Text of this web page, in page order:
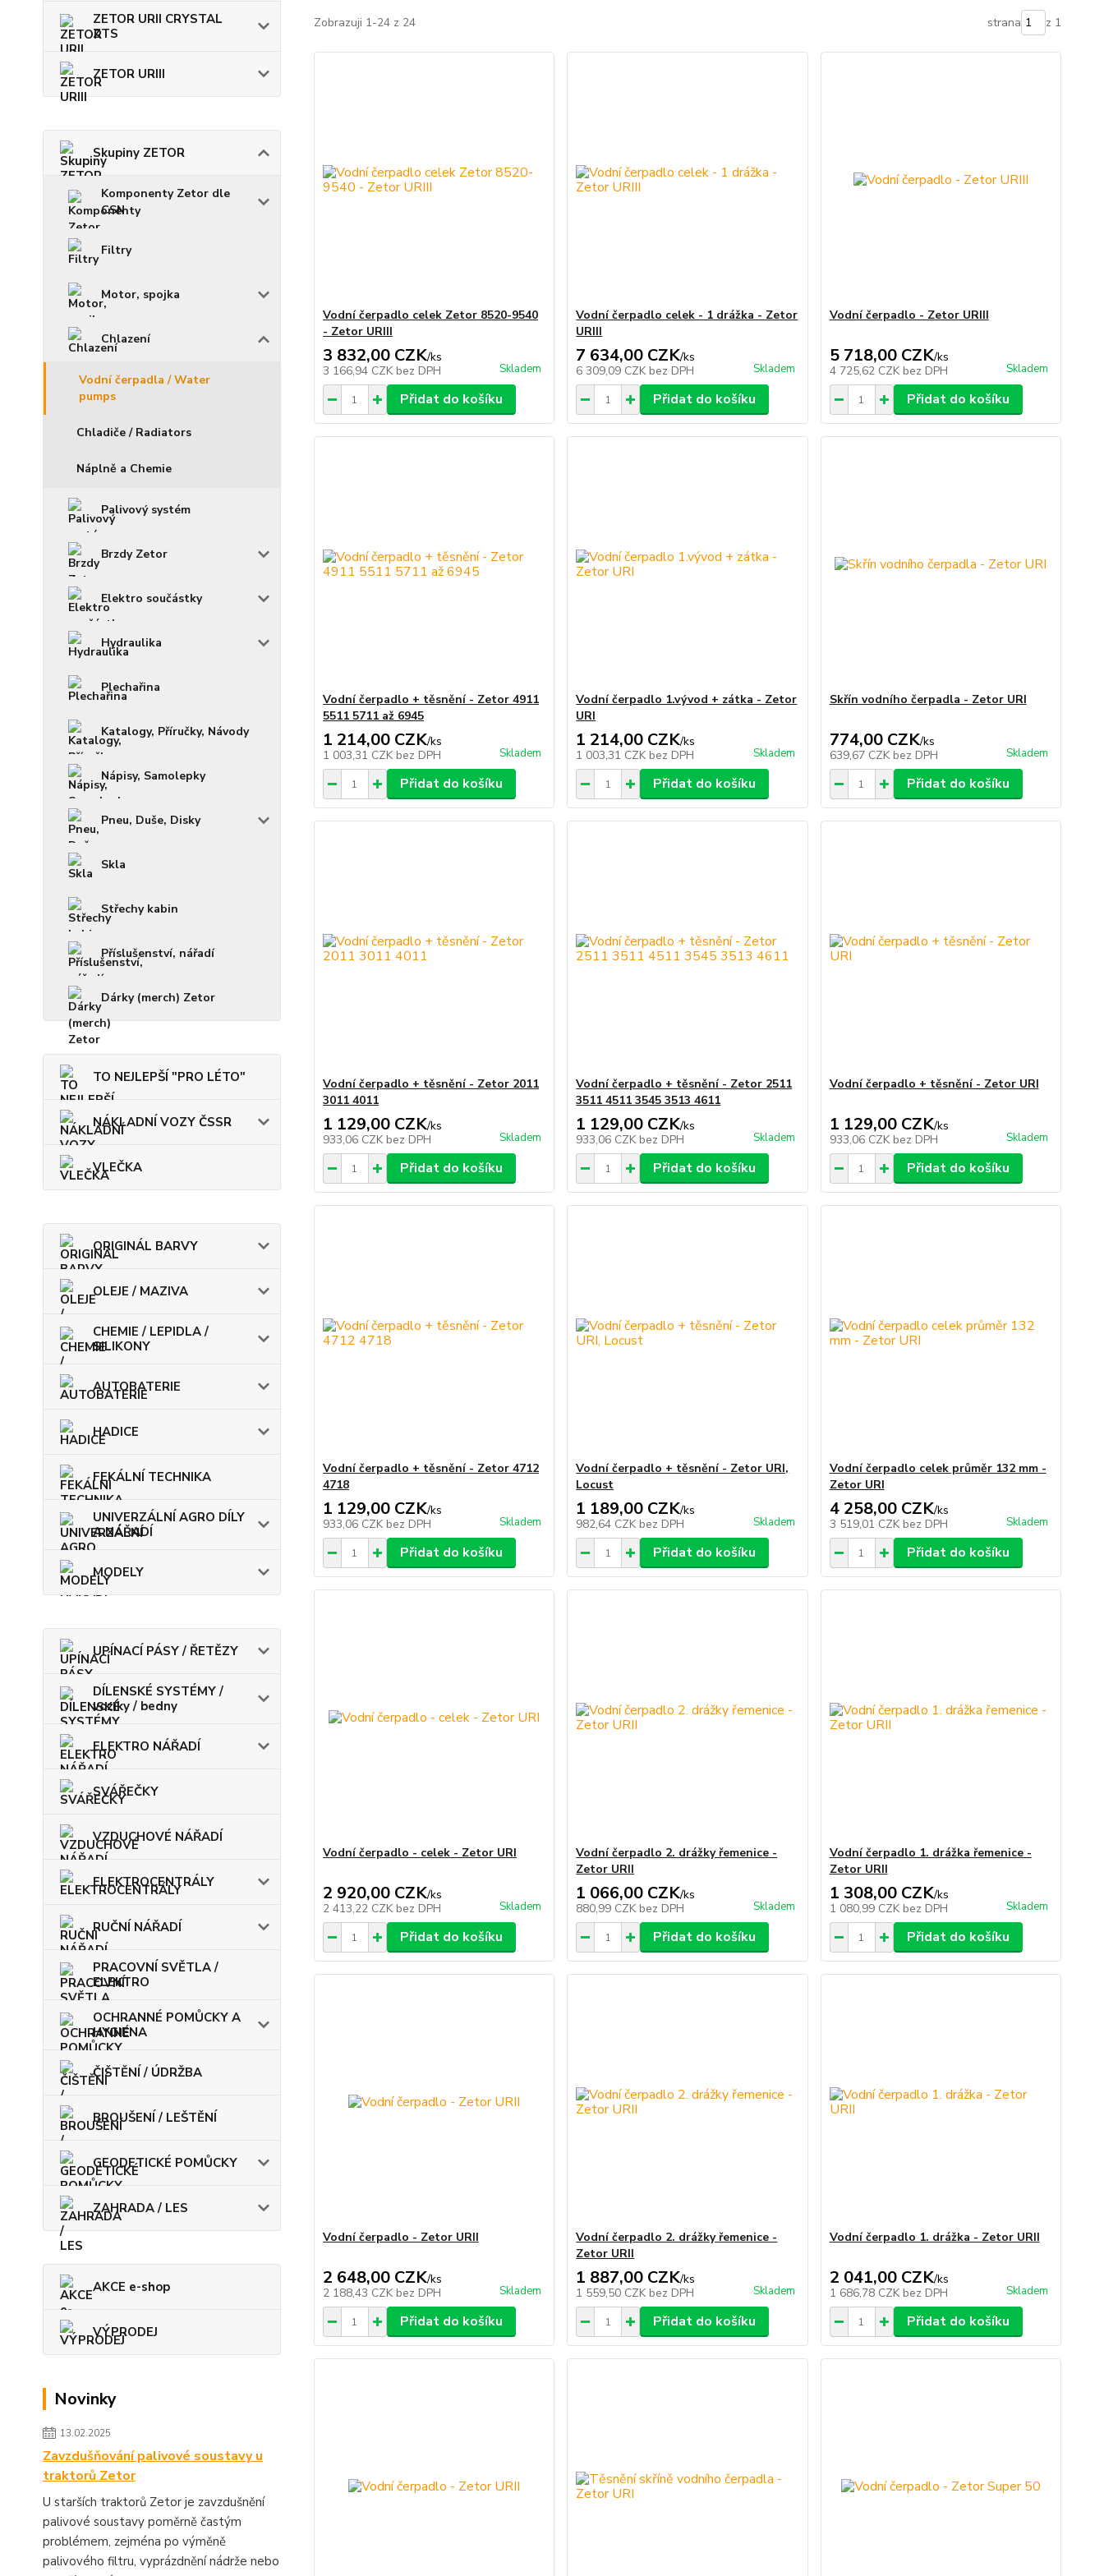
ZETOR URII CRYSTAL
ZTS
ZETOR URIII
Skupiny ZETOR
Komponenty Zetor dle
CSN
Filtry
Motor, spojka
Chlazení
Vodní čerpadla / Water
pumps
Chladiče / Radiators
Náplně a Chemie
Palivový systém
Brzdy Zetor
Elektro součástky
Hydraulika
Plechařina
Katalogy, Příručky, Návody
Nápisy, Samolepky
Pneu, Duše, Disky
Skla
Střechy kabin
Příslušenství, nářadí
Dárky (merch) Zetor
TO NEJLEPŠÍ "PRO LÉTO"
NÁKLADNÍ VOZY ČSSR
VLEČKA
ORIGINÁL BARVY
OLEJE / MAZIVA
CHEMIE / LEPIDLA /
SILIKONY
AUTOBATERIE
HADICE
FEKÁLNÍ TECHNIKA
UNIVERZÁLNÍ AGRO DÍLY
A NÁŘADÍ
MODELY
UPÍNACÍ PÁSY / ŘETĚZY
DÍLENSKÉ SYSTÉMY /
vozíky / bedny
ELEKTRO NÁŘADÍ
SVÁŘEČKY
VZDUCHOVÉ NÁŘADÍ
ELEKTROCENTRÁLY
RUČNÍ NÁŘADÍ
PRACOVNÍ SVĚTLA /
ELEKTRO
OCHRANNÉ POMŮCKY A
HYGIENA
ČIŠTĚNÍ / ÚDRŽBA
BROUŠENÍ / LEŠTĚNÍ
GEODETICKÉ POMŮCKY
ZAHRADA / LES
AKCE e-shop
VÝPRODEJ
Novinky
13.02.2025
Zavzdušňování palivové soustavy u
traktorů Zetor
U starších traktorů Zetor je zavzdušnění
palivové soustavy poměrně častým
problémem, zejména po výměně
palivového filtru, vyprázdnění nádrže nebo
Zobrazuji 1-24 z 24 strana z 1
Vodní čerpadlo celek Zetor 8520-9540
- Zetor URIII
3 832,00 CZK/ks
3 166,94 CZK bez DPH Skladem
Přidat do košíku
Vodní čerpadlo celek - 1 drážka - Zetor
URIII
7 634,00 CZK/ks
6 309,09 CZK bez DPH Skladem
Přidat do košíku
Vodní čerpadlo - Zetor URIII
5 718,00 CZK/ks
4 725,62 CZK bez DPH Skladem
Přidat do košíku
Vodní čerpadlo + těsnění - Zetor 4911
5511 5711 až 6945
1 214,00 CZK/ks
1 003,31 CZK bez DPH Skladem
Přidat do košíku
Vodní čerpadlo 1.vývod + zátka - Zetor
URI
1 214,00 CZK/ks
1 003,31 CZK bez DPH Skladem
Přidat do košíku
Skřín vodního čerpadla - Zetor URI
774,00 CZK/ks
639,67 CZK bez DPH Skladem
Přidat do košíku
Vodní čerpadlo + těsnění - Zetor 2011
3011 4011
1 129,00 CZK/ks
933,06 CZK bez DPH Skladem
Přidat do košíku
Vodní čerpadlo + těsnění - Zetor 2511
3511 4511 3545 3513 4611
1 129,00 CZK/ks
933,06 CZK bez DPH Skladem
Přidat do košíku
Vodní čerpadlo + těsnění - Zetor URI
1 129,00 CZK/ks
933,06 CZK bez DPH Skladem
Přidat do košíku
Vodní čerpadlo + těsnění - Zetor 4712
4718
1 129,00 CZK/ks
933,06 CZK bez DPH Skladem
Přidat do košíku
Vodní čerpadlo + těsnění - Zetor URI,
Locust
1 189,00 CZK/ks
982,64 CZK bez DPH Skladem
Přidat do košíku
Vodní čerpadlo celek průměr 132 mm -
Zetor URI
4 258,00 CZK/ks
3 519,01 CZK bez DPH Skladem
Přidat do košíku
Vodní čerpadlo - celek - Zetor URI
2 920,00 CZK/ks
2 413,22 CZK bez DPH Skladem
Přidat do košíku
Vodní čerpadlo 2. drážky řemenice -
Zetor URII
1 066,00 CZK/ks
880,99 CZK bez DPH Skladem
Přidat do košíku
Vodní čerpadlo 1. drážka řemenice -
Zetor URII
1 308,00 CZK/ks
1 080,99 CZK bez DPH Skladem
Přidat do košíku
Vodní čerpadlo - Zetor URII
2 648,00 CZK/ks
2 188,43 CZK bez DPH Skladem
Přidat do košíku
Vodní čerpadlo 2. drážky řemenice -
Zetor URII
1 887,00 CZK/ks
1 559,50 CZK bez DPH Skladem
Přidat do košíku
Vodní čerpadlo 1. drážka - Zetor URII
2 041,00 CZK/ks
1 686,78 CZK bez DPH Skladem
Přidat do košíku